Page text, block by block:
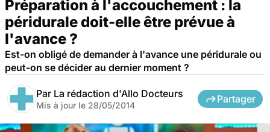
Préparation à l'accouchement : la
péridurale doit-elle être prévue à
l'avance ?
Est-on obligé de demander à l'avance une péridurale ou
peut-on se décider au dernier moment ?
Par La rédaction d'Allo Docteurs
Mis à jour le 28/05/2014
Partager